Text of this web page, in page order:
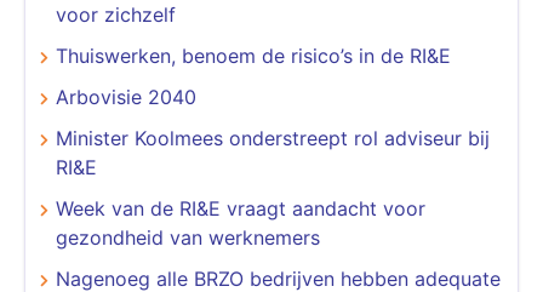
voor zichzelf
Thuiswerken, benoem de risico’s in de RI&E
Arbovisie 2040
Minister Koolmees onderstreept rol adviseur bij
RI&E
Week van de RI&E vraagt aandacht voor
gezondheid van werknemers
Nagenoeg alle BRZO bedrijven hebben adequate